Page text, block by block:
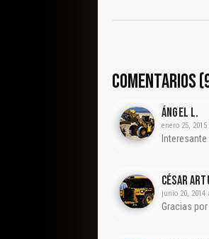
COMENTARIOS
Ángel L.
enero 25,
César
junio 20,
Gracias